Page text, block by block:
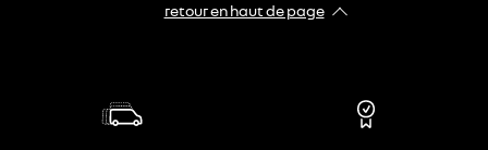
retour en haut de page​